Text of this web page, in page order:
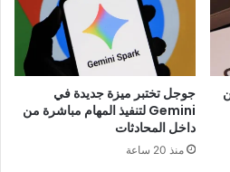
جوجل تختبر ميزة جديدة في
Gemini لتنفيذ المهام مباشرة من
داخل المحادثات
منذ 20 ساعة